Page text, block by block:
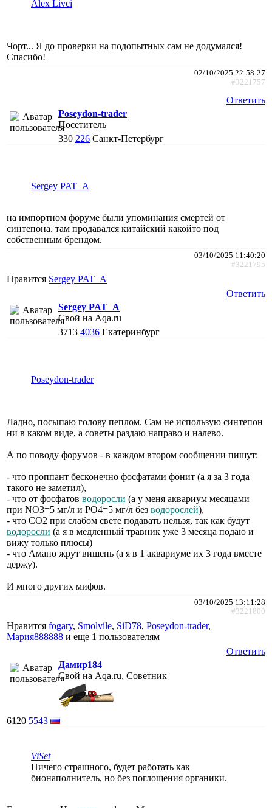
Alex Livci
Чорт... Я до проверки на подопытных сам не додумался!
Спасибо!
02/10/2025 22:58:27
#3221757
Ответить
Poseydon-trader
Посетитель
330 226 Санкт-Петербург
Sergey PAT_A
на импортном форуме были упоминания смертей от
синтепона. там продавался китайский какойто под
собственным брендом.
03/10/2025 11:40:20
#3221795
Нравится Sergey PAT_A
Ответить
Sergey PAT_A
Свой на Aqa.ru
3713 4036 Екатеринбург
Poseydon-trader
Ладно, посыпаю голову пеплом. Сам не использую синтепон
ни в каком виде, а советы раздаю направо и налево.
А по поводу форумов - в каждом втором сообщении пишут:
- что проппант бесконечно фосфатами фонит (а я за 3 года
такого не заметил),
- что от фосфатов водоросли (а у меня аквариум месяцами
при NO3=5 мг/л и PO4=5 мг/л без водорослей),
- что CO2 при слабом свете подавать нельзя, так как будут
водоросли (а я в медленный травник уже 3 месяца подаю и
вижу только плюсы)
- что Амано жрут вишень (а я в 1 аквариуме их 3 года вместе
держу).
И много других мифов.
03/10/2025 13:11:28
#3221800
Нравится fogary, Smolvile, SiD78, Poseydon-trader,
Мария888888 и еще 1 пользователям
Ответить
Дамир184
Свой на Aqa.ru, Советник
6120 5543
ViSet
Ничего страшного, будет работать как
бионаполнитель, но без поглощения органики.